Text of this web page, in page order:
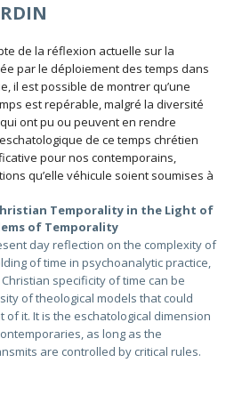
de la réflexion actuelle sur la
par le déploiement des temps dans
il est possible de montrer qu’une
est repérable, malgré la diversité
ont pu ou peuvent en rendre
de ce temps chrétien
pour nos contemporains,
qu’elle véhicule soient soumises à
Temporality in the Light of
of Temporality
day reflection on the complexity of
of time in psychoanalytic practice,
specificity of time can be
of theological models that could
of it. It is the eschatological dimension
as long as the
are controlled by critical rules.